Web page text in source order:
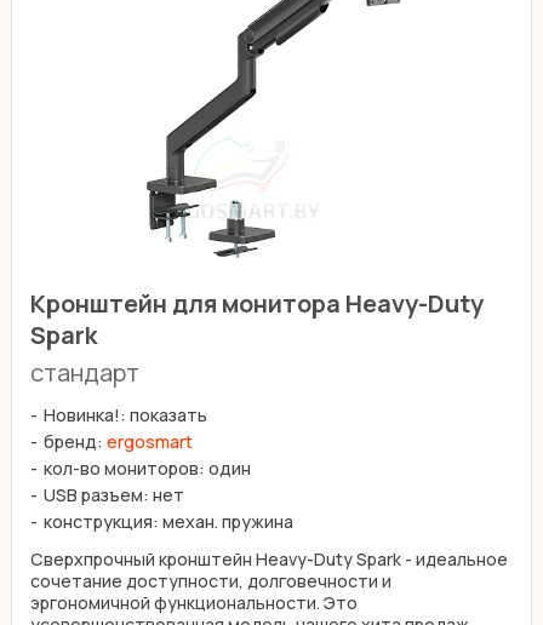
Кронштейн для монитора Heavy-Duty
Spark
стандарт
Новинка!: показать
бренд: ergosmart
кол-во мониторов: один
USB разъем: нет
конструкция: механ. пружина
Сверхпрочный кронштейн Heavy-Duty Spark - идеальное
сочетание доступности, долговечности и
эргономичной функциональности. Это